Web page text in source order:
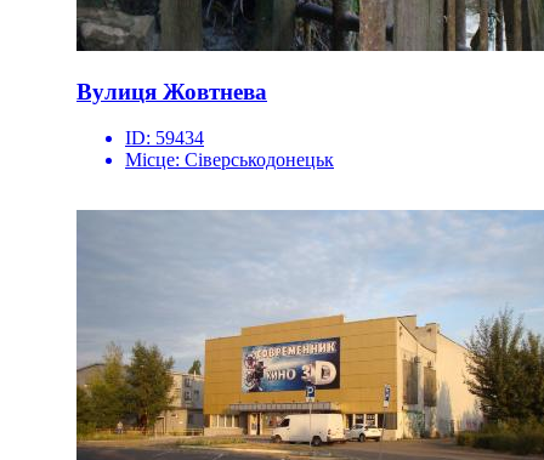
Вулиця Жовтнева
ID: 59434
Місце: Сіверськодонецьк